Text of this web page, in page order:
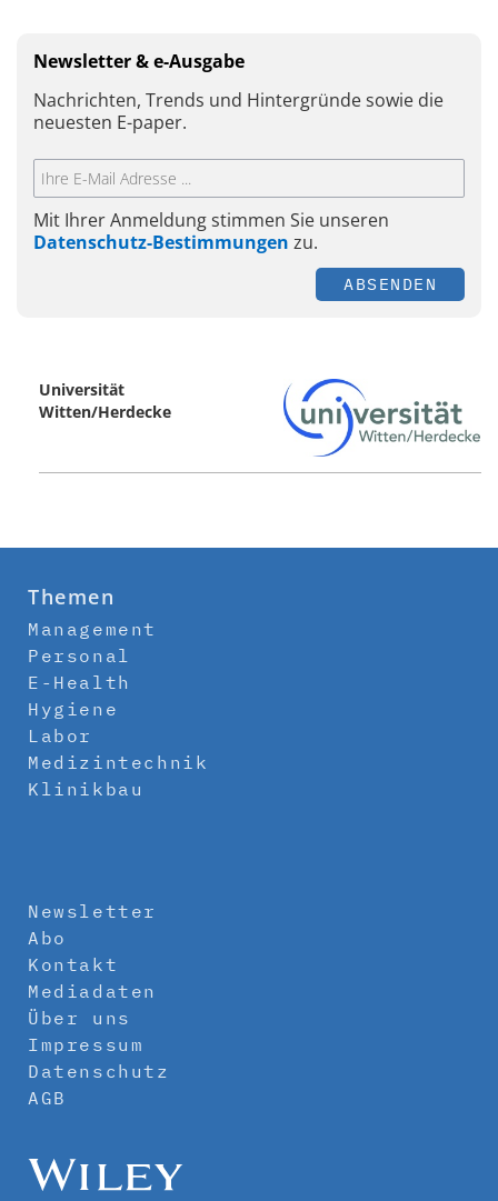
Newsletter & e-Ausgabe
Nachrichten, Trends und Hintergründe sowie die
neuesten E-paper.
Mit Ihrer Anmeldung stimmen Sie unseren
Datenschutz-Bestimmungen zu.
ABSENDEN
Universität
Witten/Herdecke
Themen
Management
Personal
E-Health
Hygiene
Labor
Medizintechnik
Klinikbau
Newsletter
Abo
Kontakt
Mediadaten
Über uns
Impressum
Datenschutz
AGB